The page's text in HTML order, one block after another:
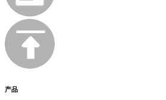
产品